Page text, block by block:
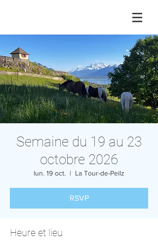
Semaine du 19 au 23
octobre 2026
lun. 19 oct.
  |
La Tour-de-Peilz
RSVP
Heure et lieu